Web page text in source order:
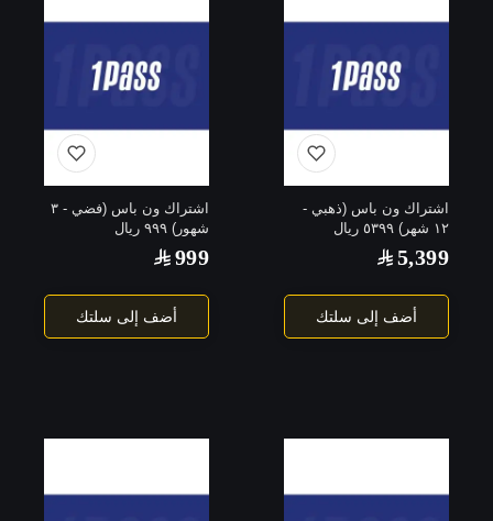
اشتراك ون باس (ذهبي -
١٢ شهر) ٥٣٩٩ ريال
5,399
أضف إلى سلتك
اشتراك ون باس (فضي - ٣
شهور) ٩٩٩ ريال
999
أضف إلى سلتك